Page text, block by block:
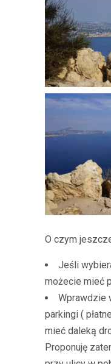
O czym
Jeśli
możecie mieć
Wprawdzie
parkingi (
mieć daleką
Proponuję